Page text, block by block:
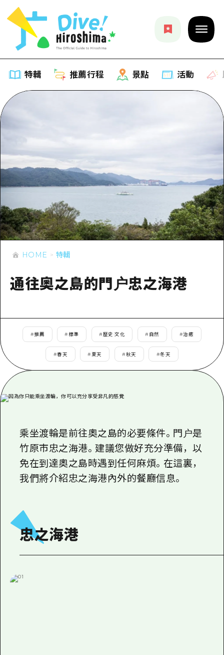
特輯 推薦行程 景點 活動
推薦
藝術
美食·酒水
騎自行車
購物
運動
世界遺產
學習·體驗
標準
治癒
列表
Dive! Hiroshima 官方向導
廣島隨意旅行
廣島市內
安芸
美北
宮島周邊
東山口
短途旅行
1晚2天
2晚3天
景點
廣島市內
安芸
答對了
美北
宮島周邊
東山口
愛媛
活動
即時訊息
有用的信息
列表
設施擁堵
超值遊覽門票
面向外國遊客的街角旅遊信息中心
志願者指南
廣島視頻
照片下載
HOME
新聞
HOME 特輯
通往奧之島的門户忠之海港
#推薦 #標準 #歷史·文化 # 自然 #治癒
#春天 # 夏天 #秋天 #冬天
乘坐渡輪是前往奧之島的必要條件。門户是
竹原市忠之海港。建議您做好充分準備，以
免在到達奧之島時遇到任何麻煩。在這裏，
我們將介紹忠之海港內外的餐廳信息。
忠之海港